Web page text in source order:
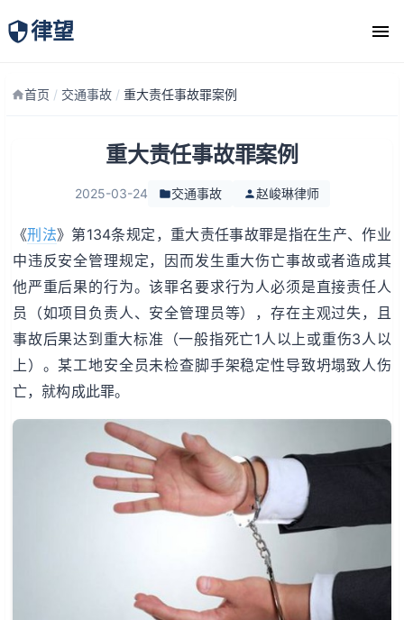
律望
律师团队
首页 / 交通事故 / 重大责任事故罪案例
重大责任事故罪案例
2025-03-24 交通事故 赵峻琳律师
《刑法》第134条规定，重大责任事故罪是指在生产、作业
中违反安全管理规定，因而发生重大伤亡事故或者造成其
他严重后果的行为。该罪名要求行为人必须是直接责任人
员（如项目负责人、安全管理员等），存在主观过失，且
事故后果达到重大标准（一般指死亡1人以上或重伤3人以
上）。某工地安全员未检查脚手架稳定性导致坍塌致人伤
亡，就构成此罪。